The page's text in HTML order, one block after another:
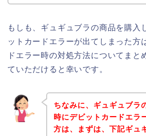
もしも、ギュギュブラの商品を購入
ットカードエラーが出てしまった方
ドエラー時の対処方法についてまと
ていただけると幸いです。
ちなみに、ギュギュブラ
時にデビットカードエラ
方は、まずは、下記ギュ